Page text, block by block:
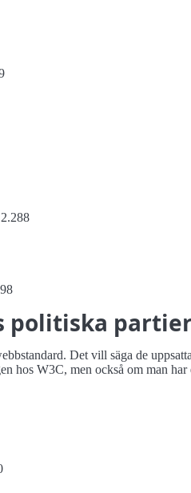
politiska
Det vill säga de
hos W3C, men också om man